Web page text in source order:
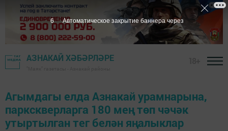
АЗНАКАЙ ХӘБӘРЛӘРЕ
Агымдагы елда Азнакай урамнарына,
паркскверларга 180 мең төп чәчәк
утыртылган тег белән яңалыклар
6 Автоматическое закрытие баннера через